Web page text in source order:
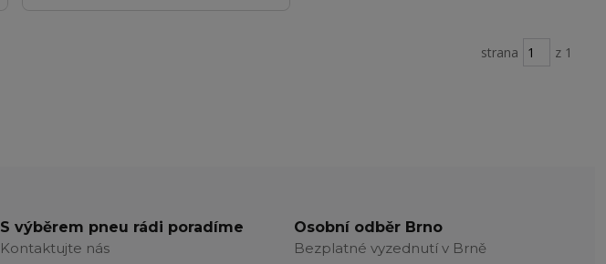
strana z 1
S výběrem pneu rádi poradíme
Kontaktujte nás
Osobní odběr Brno
Bezplatné vyzednutí v Brně